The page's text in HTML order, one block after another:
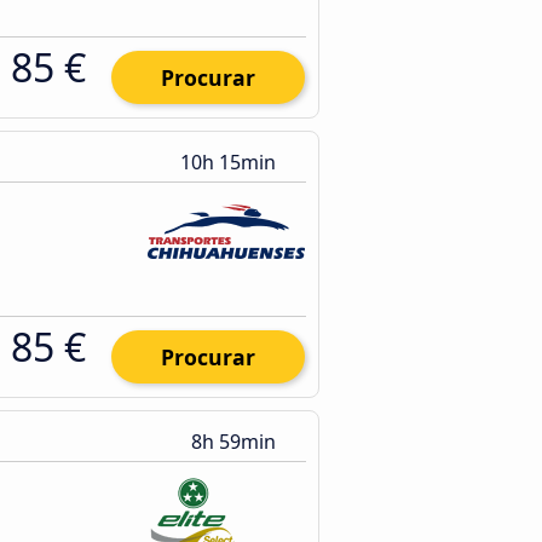
85 € Procurar
10h 15min
85 € Procurar
8h 59min